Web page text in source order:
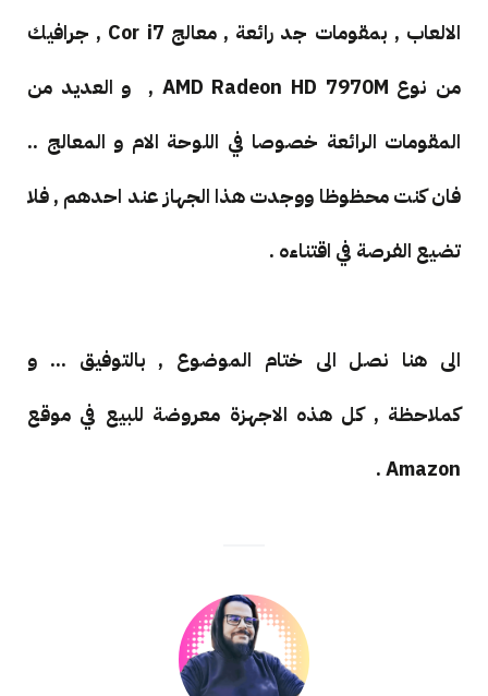
الالعاب , بمقومات جد رائعة , معالج Cor i7 , جرافيك
من نوع
AMD Radeon HD 7970M , و العديد من
المقومات الرائعة خصوصا في اللوحة الام و المعالج ..
فان كنت محظوظا ووجدت هذا الجهاز عند احدهم , فلا
تضيع الفرصة في اقتناءه .
الى هنا نصل الى ختام الموضوع , بالتوفيق ... و
كملاحظة , كل هذه الاجهزة معروضة للبيع في موقع
Amazon .